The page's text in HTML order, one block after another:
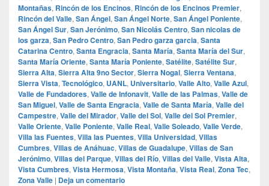
Montañas, Rincón de los Encinos, Rincón de los Encinos Premier,
Rincón del Valle, San Ángel, San Ángel Norte, San Ángel Poniente,
San Ángel Sur, San Jerónimo, San Nicolás Centro, San nicolas de
los garza, San Pedro Centro, San Pedro garza garcia, Santa
Catarina Centro, Santa Engracia, Santa María, Santa María del Sur,
Santa María Oriente, Santa María Poniente, Satélite, Satélite Sur,
Sierra Alta, Sierra Alta 9no Sector, Sierra Nogal, Sierra Ventana,
Sierra Vista, Tecnológico, UANL, Universitario, Valle Alto, Valle Azul,
Valle de Fundadores, Valle de Infonavit, Valle de las Palmas, Valle de
San Miguel, Valle de Santa Engracia, Valle de Santa María, Valle del
Campestre, Valle del Mirador, Valle del Sol, Valle del Sol Premier,
Valle Oriente, Valle Poniente, Valle Real, Valle Soleado, Valle Verde,
Villa las Fuentes, Villa las Puentes, Villa Universidad, Villas
Cumbres, Villas de Anáhuac, Villas de Guadalupe, Villas de San
Jerónimo, Villas del Parque, Villas del Río, Villas del Valle, Vista Alta,
Vista Cumbres, Vista Hermosa, Vista Montaña, Vista Real, Zona Tec,
Zona Valle | Deja un comentario